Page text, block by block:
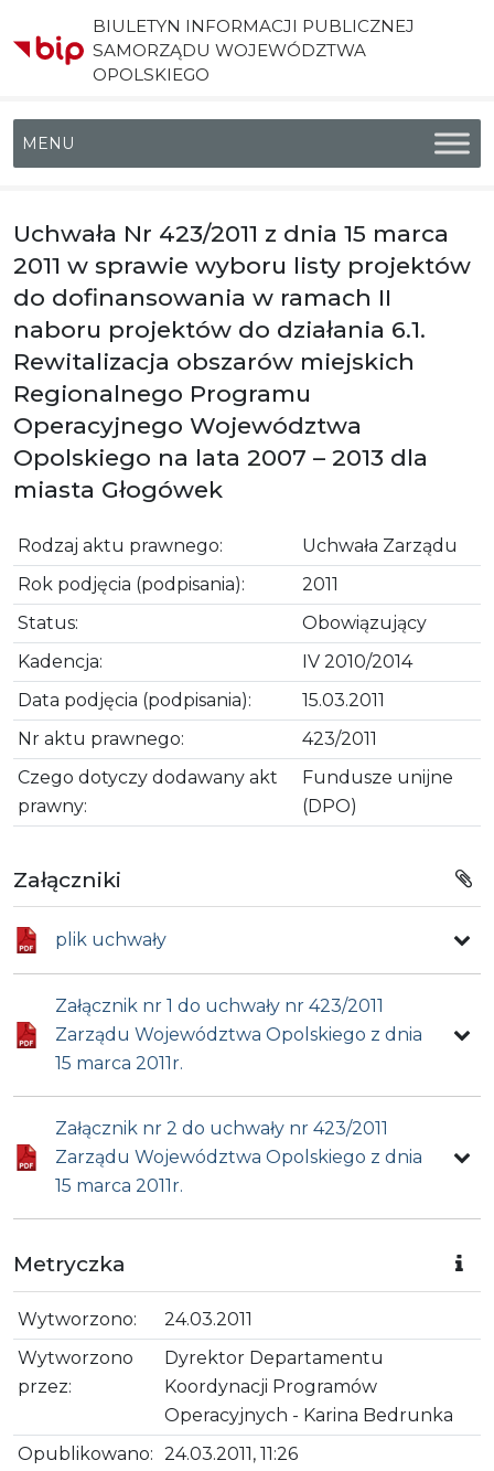
BIULETYN INFORMACJI PUBLICZNEJ
SAMORZĄDU WOJEWÓDZTWA
OPOLSKIEGO
Menu główne
Uchwała Nr 423/2011 z dnia 15 marca
2011 w sprawie wyboru listy projektów
do dofinansowania w ramach II
naboru projektów do działania 6.1.
Rewitalizacja obszarów miejskich
Regionalnego Programu
Operacyjnego Województwa
Opolskiego na lata 2007 – 2013 dla
miasta Głogówek
Rodzaj aktu prawnego:
Uchwała Zarządu
Rok podjęcia (podpisania):
2011
Status:
Obowiązujący
Kadencja:
IV 2010/2014
Data podjęcia (podpisania):
15.03.2011
Nr aktu prawnego:
423/2011
Czego dotyczy dodawany akt
prawny:
Fundusze unijne
(DPO)
Załączniki
plik uchwały
Załącznik nr 1 do uchwały nr 423/2011
Zarządu Województwa Opolskiego z dnia
15 marca 2011r.
Załącznik nr 2 do uchwały nr 423/2011
Zarządu Województwa Opolskiego z dnia
15 marca 2011r.
Metryczka
Wytworzono:
24.03.2011
Wytworzono
przez:
Dyrektor Departamentu
Koordynacji Programów
Operacyjnych - Karina Bedrunka
Opublikowano: 24.03.2011, 11:26